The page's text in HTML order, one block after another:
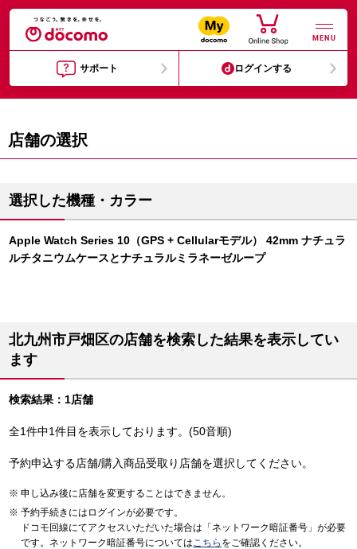
MENU
サポート ログインする
店舗の選択
選択した機種・カラー
Apple Watch Series 10（GPS + Cellularモデル） 42mm ナチュラ
ルチタニウムケースとナチュラルミラネーゼループ
北九州市戸畑区の店舗を検索した結果を表示してい
ます
検索結果：1店舗
全1件中1件目を表示しております。(50音順)
予約申込する店舗/購入商品受取り店舗を選択してください。
申し込み後に店舗を変更することはできません。
予約手続きにはログインが必要です。
ドコモ回線にてアクセスいただいた場合は「ネットワーク暗証番号」が必要
です。ネットワーク暗証番号についてはこちら をご確認ください。